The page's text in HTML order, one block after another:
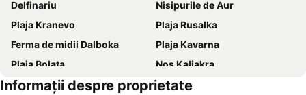
Delfinariu
Nisipurile de Aur
Plaja Kranevo
Plaja Rusalka
Ferma de midii Dalboka
Plaja Kavarna
Plaja Bolata
Nos Kaliakra
Plaja Dvoretsa
Băile Termale Romane
Informații despre proprietate